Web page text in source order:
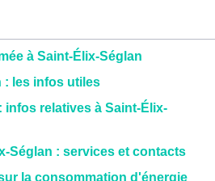
à Saint-Élix-Séglan
: les infos utiles
infos relatives à Saint-Élix-
Séglan : services et contacts
la consommation d'énergie